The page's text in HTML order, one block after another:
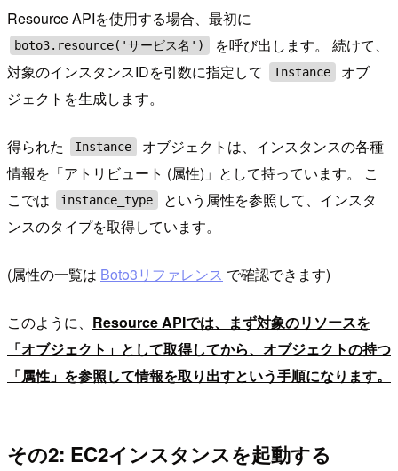
Resource APIを使用する場合、最初に
boto3.resource('サービス名')
を呼び出します。 続けて、
対象のインスタンスIDを引数に指定して
Instance
オブ
ジェクトを生成します。
得られた Instance
オブジェクトは、インスタンスの各種
情報を「アトリビュート (属性)」として持っています。 こ
こでは
instance_type
という属性を参照して、インスタ
ンスのタイプを取得しています。
(属性の一覧は Boto3リファレンス で確認できます)
このように、 Resource APIでは、まず対象のリソースを
「オブジェクト」として取得してから、オブジェクトの持つ
「属性」を参照して情報を取り出すという手順になります。
その2: EC2インスタンスを起動する